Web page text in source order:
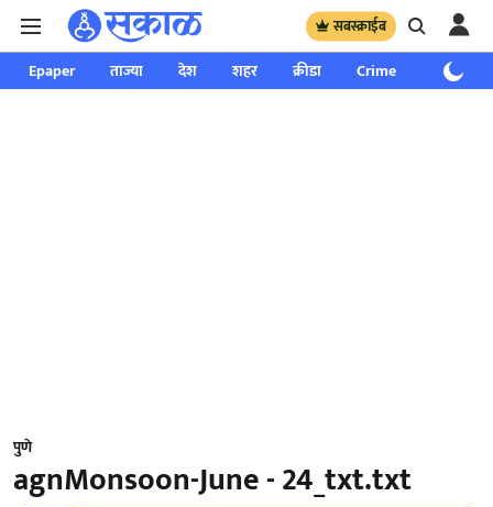
सबस्क्राईब
Epaper ताज्या देश शहर क्रीडा Crime साप्ताहिक
पुणे
agnMonsoon-June - 24_txt.txt